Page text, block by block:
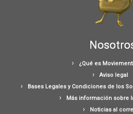
¿Qué es
Aviso legal
Bases Legales y Condiciones de los
Más información sobre
Noticias al